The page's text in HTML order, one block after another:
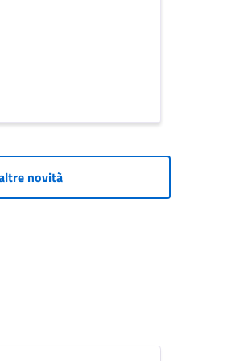
PER PROPOSTA REFERENDUM}
novità